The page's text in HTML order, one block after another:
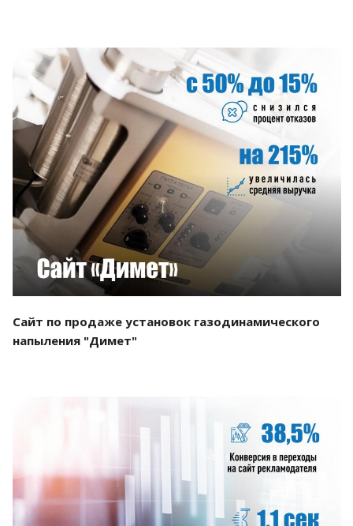
Смотреть проект
Сайт по продаже установок газодинамического
напыления "Димет"